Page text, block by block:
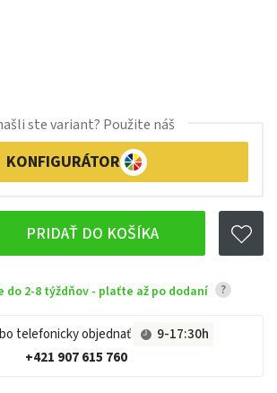
PRIDAŤ DO KOŠÍKA
ste variant? Použite náš
KONFIGURÁTOR
do 2-8 týždňov - plaťte až po dodaní ?
telefonicky objednať
9-17:30h
+421 907 615 760